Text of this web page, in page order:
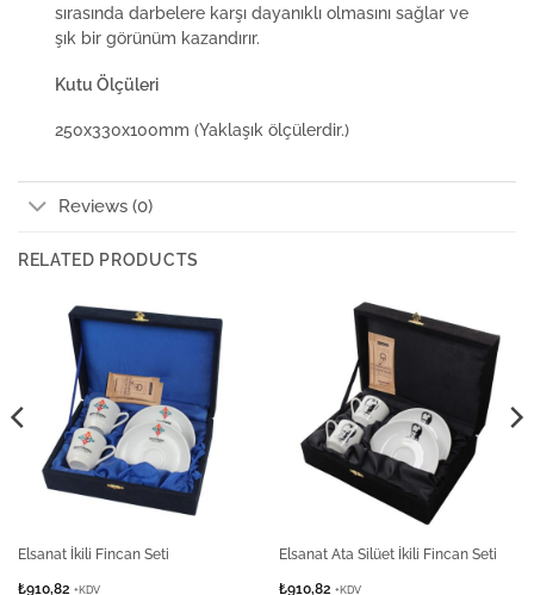
sırasında darbelere karşı dayanıklı olmasını sağlar ve
şık bir görünüm kazandırır.
Kutu Ölçüleri
250x330x100mm (Yaklaşık ölçülerdir.)
Reviews (0)
RELATED PRODUCTS
Elsanat İkili Fincan Seti
₺910,82 +KDV
Elsanat Ata Silüet İkili Fincan Seti
₺910,82 +KDV